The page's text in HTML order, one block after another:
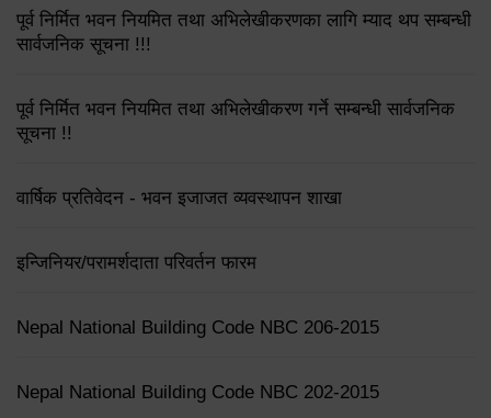
पूर्व निर्मित भवन नियमित तथा अभिलेखीकरणका लागि म्याद थप सम्बन्धी
सार्वजनिक सूचना !!!
पूर्व निर्मित भवन नियमित तथा अभिलेखीकरण गर्ने सम्बन्धी सार्वजनिक
सूचना !!
वार्षिक प्रतिवेदन - भवन इजाजत व्यवस्थापन शाखा
इन्जिनियर/परामर्शदाता परिवर्तन फारम
Nepal National Building Code NBC 206-2015
Nepal National Building Code NBC 202-2015